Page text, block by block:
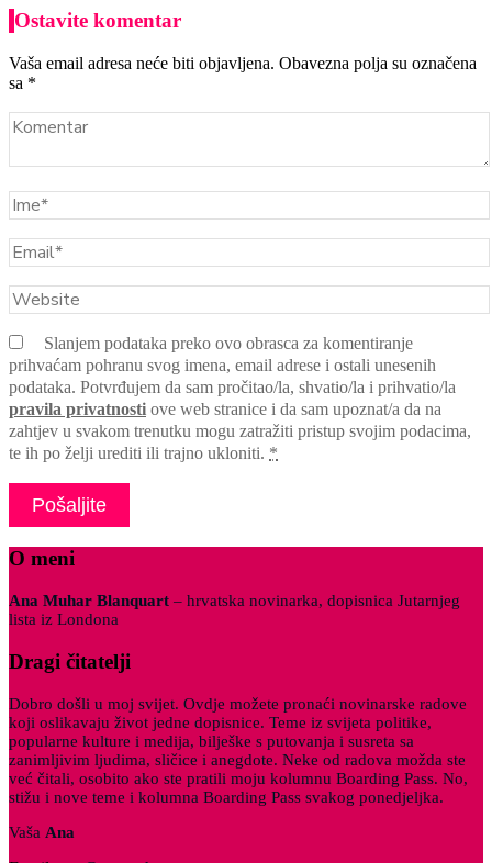
Ostavite komentar
Vaša email adresa neće biti objavljena. Obavezna polja su označena
sa *
Slanjem podataka preko ovo obrasca za komentiranje
prihvaćam pohranu svog imena, email adrese i ostali unesenih
podataka. Potvrđujem da sam pročitao/la, shvatio/la i prihvatio/la
pravila privatnosti ove web stranice i da sam upoznat/a da na
zahtjev u svakom trenutku mogu zatražiti pristup svojim podacima,
te ih po želji urediti ili trajno ukloniti. *
O meni
Ana Muhar Blanquart – hrvatska novinarka, dopisnica Jutarnjeg
lista iz Londona
Dragi čitatelji
Dobro došli u moj svijet. Ovdje možete pronaći novinarske radove
koji oslikavaju život jedne dopisnice. Teme iz svijeta politike,
popularne kulture i medija, bilješke s putovanja i susreta sa
zanimljivim ljudima, sličice i anegdote. Neke od radova možda ste
već čitali, osobito ako ste pratili moju kolumnu Boarding Pass. No,
stižu i nove teme i kolumna Boarding Pass svakog ponedjeljka.
Vaša Ana